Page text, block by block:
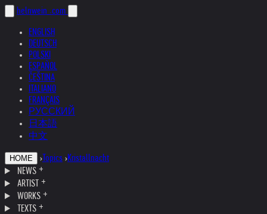
helnwein .com
ENGLISH
DEUTSCH
POLSKI
ESPAÑOL
ČEŠTINA
ITALIANO
FRANÇAIS
РУССКИЙ
日本語
中文
HOME › Topics ›Kristallnacht
NEWS
ARTIST
WORKS
TEXTS